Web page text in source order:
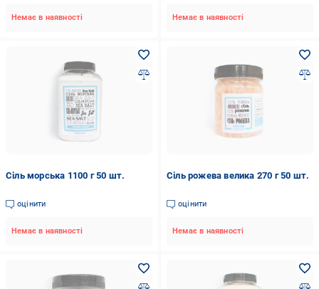
Немає в наявності Немає в наявності
Сіль морська 1100 г 50 шт.
оцінити
Немає в наявності
Сіль рожева велика 270 г 50 шт.
оцінити
Немає в наявності